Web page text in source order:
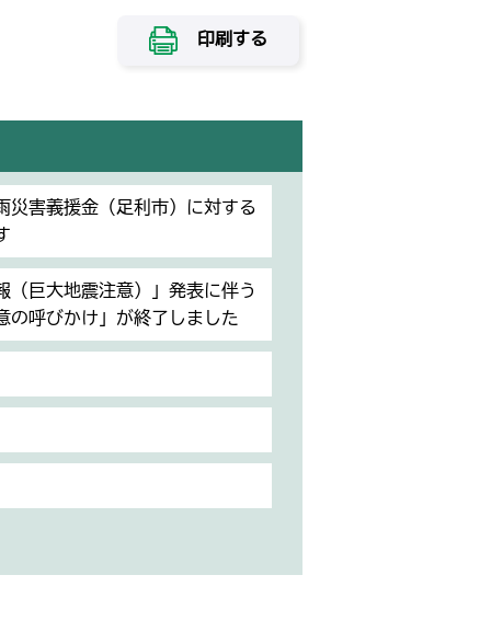
印刷する
災害義援金（足利市）に対する
（巨大地震注意）」発表に伴う
の呼びかけ」が終了しました